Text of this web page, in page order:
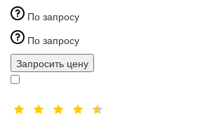
По запросу
По запросу
Запросить цену